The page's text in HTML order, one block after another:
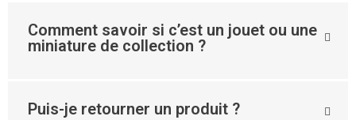
Comment savoir si c’est un jouet ou une
miniature de collection ?
Puis-je retourner un produit ?